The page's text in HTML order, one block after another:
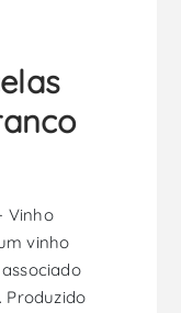
Vinho
vinho
Produzido